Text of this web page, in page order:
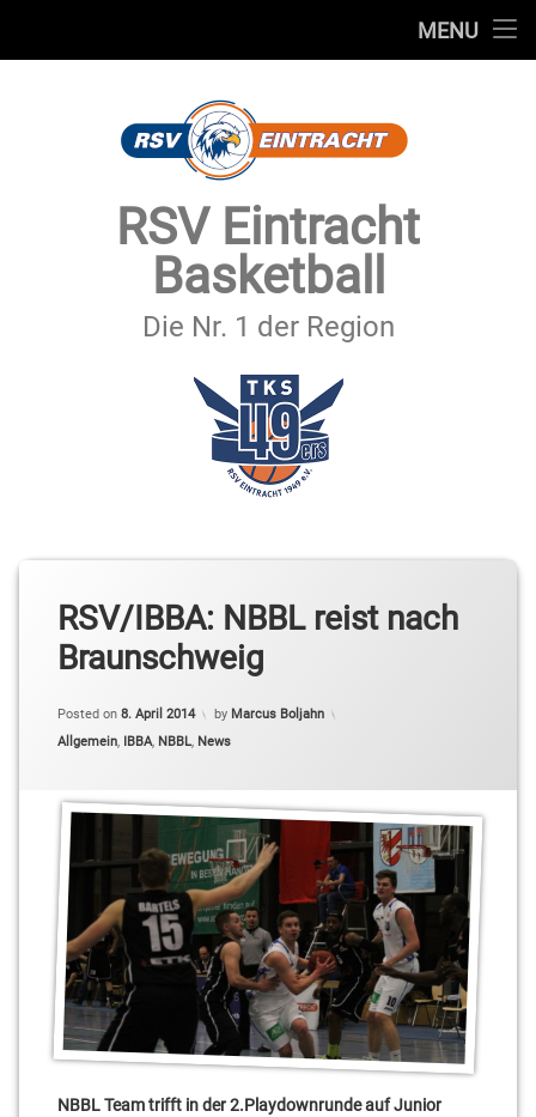
MENU
SECHSTER MANN
IMPRESSUM & DATENSCHUTZ
RSV Eintracht
Basketball
Die Nr. 1 der Region
RSV/IBBA: NBBL reist nach
Braunschweig
Posted on 8. April 2014 by Marcus Boljahn
Categories:
Allgemein, IBBA, NBBL, News
NBBL Team trifft in der 2.Playdownrunde auf Junior